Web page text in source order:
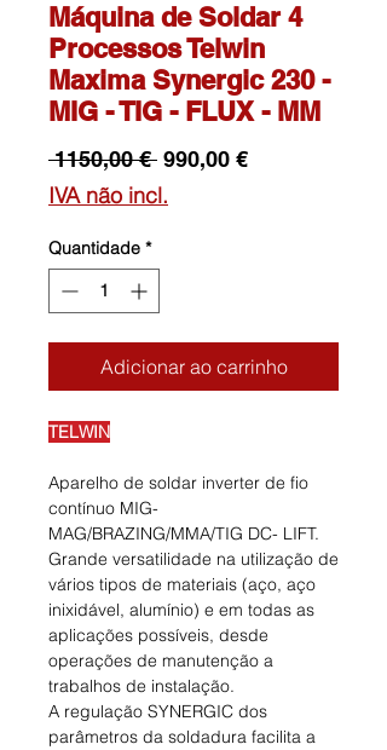
Máquina de Soldar 4
Processos Telwin
Maxima Synergic 230 -
MIG - TIG - FLUX - MM
1150,00 € Preço
normal
990,00 €Preço
IVA não incl.
Quantidade *
Adicionar ao carrinho
TELWIN
Aparelho de soldar inverter de fio
contínuo MIG-
MAG/BRAZING/MMA/TIG DC- LIFT.
Grande versatilidade na utilização de
vários tipos de materiais (aço, aço
inixidável, alumínio) e em todas as
aplicações possíveis, desde
operações de manutenção a
trabalhos de instalação.
A regulação SYNERGIC dos
parâmetros da soldadura facilita a